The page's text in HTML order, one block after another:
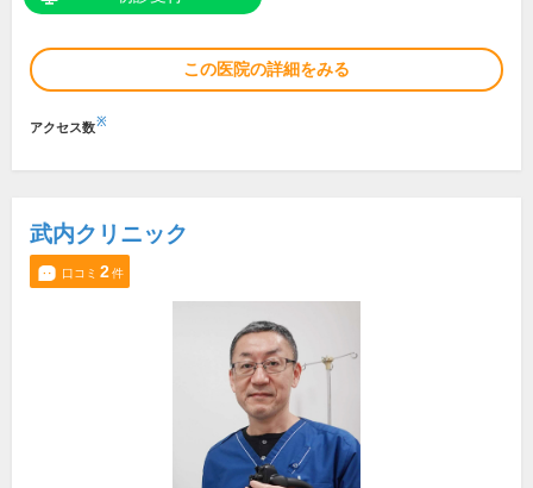
この医院の詳細をみる
アクセス数※
武内クリニック
口コミ 2件